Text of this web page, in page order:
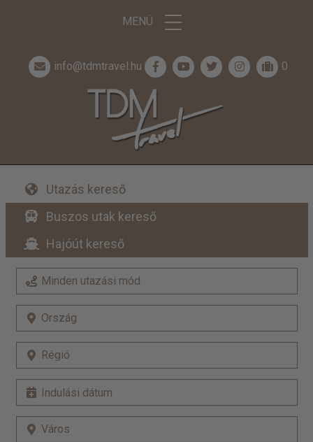
MENÜ
info@tdmtravel.hu 0
Utazás kereső
Buszos utak kereső
Hajóút kereső